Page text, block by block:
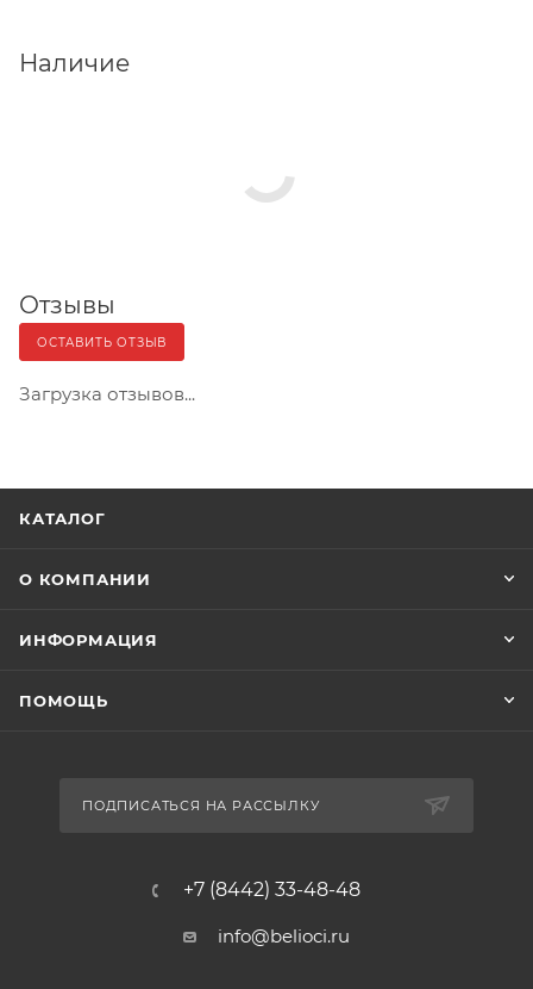
Наличие
Отзывы
ОСТАВИТЬ ОТЗЫВ
Загрузка отзывов...
КАТАЛОГ
О КОМПАНИИ
ИНФОРМАЦИЯ
ПОМОЩЬ
ПОДПИСАТЬСЯ НА РАССЫЛКУ
+7 (8442) 33-48-48
info@belioci.ru